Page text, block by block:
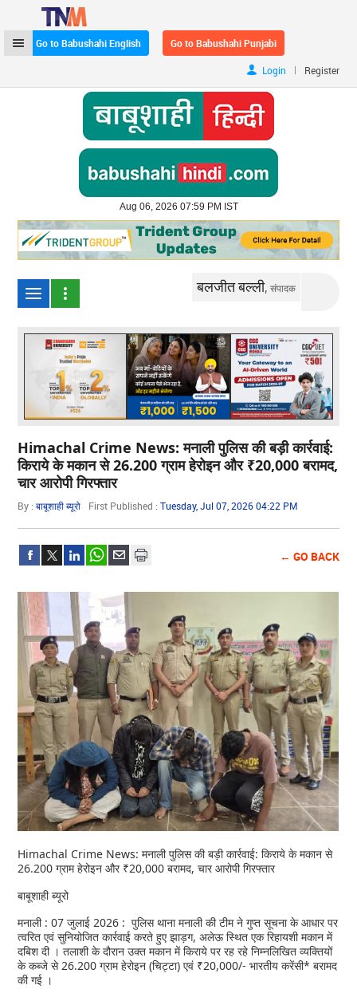
Go to Babushahi English Go to Babushahi Punjabi
Login | Register
Aug 06, 2026 07:59 PM IST
बलजीत बल्ली,संपादक
Himachal Crime News: मनाली पुलिस की बड़ी कार्रवाई:
किराये के मकान से 26.200 ग्राम हेरोइन और ₹20,000 बरामद,
चार आरोपी गिरफ्तार
By :बाबूशाही ब्यूरो First Published :Tuesday, Jul 07, 2026 04:22 PM
← GO BACK
Himachal Crime News: मनाली पुलिस की बड़ी कार्रवाई: किराये के मकान से
26.200 ग्राम हेरोइन और ₹20,000 बरामद, चार आरोपी गिरफ्तार
बाबूशाही ब्यूरो
मनाली : 07 जुलाई 2026 : पुलिस थाना मनाली की टीम ने गुप्त सूचना के आधार पर
त्वरित एवं सुनियोजित कार्रवाई करते हुए झाड़ग, अलेऊ स्थित एक रिहायशी मकान में
दबिश दी । तलाशी के दौरान उक्त मकान में किराये पर रह रहे निम्नलिखित व्यक्तियों
के कब्जे से 26.200 ग्राम हेरोइन (चिट्टा) एवं ₹20,000/- भारतीय करेंसी* बरामद
की गई ।